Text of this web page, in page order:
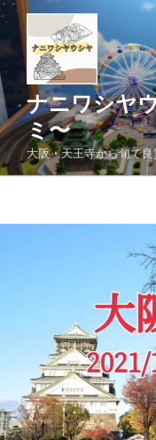
コ
ン
ツ
へ
ス
キ
ッ
ナニワシヤ
ミ〜
大阪・天王寺から旬で